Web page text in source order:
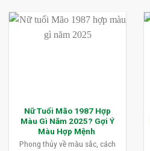
Nữ Tuổi Mão 1987 Hợp
Màu Gì Năm 2025? Gợi Ý
Màu Hợp Mệnh
Phong thủy về màu sắc, cách